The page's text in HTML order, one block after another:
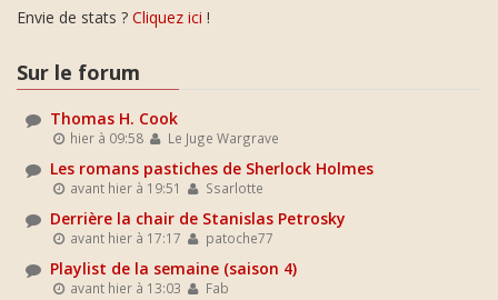
Envie de stats ? Cliquez ici !
Sur le forum
Thomas H. Cook
hier à 09:58 Le Juge Wargrave
Les romans pastiches de Sherlock Holmes
avant hier à 19:51 Ssarlotte
Derrière la chair de Stanislas Petrosky
avant hier à 17:17 patoche77
Playlist de la semaine (saison 4)
avant hier à 13:03 Fab